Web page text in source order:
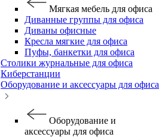
Мягкая мебель для офиса
Диванные группы для офиса
Диваны офисные
Кресла мягкие для офиса
Пуфы, банкетки для офиса
Столики журнальные для офиса
Киберстанции
Оборудование и аксессуары для офиса
Оборудование и
аксессуары для офиса